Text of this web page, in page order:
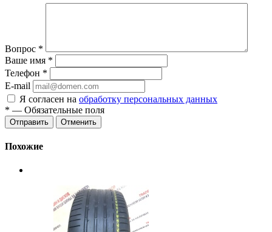
Вопрос *
Ваше имя *
Телефон *
E-mail
Я согласен на обработку персональных данных
* — Обязательные поля
Отменить
Похожие